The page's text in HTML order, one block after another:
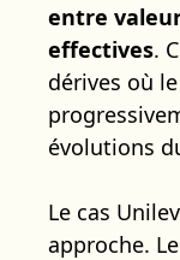
entre
effectives.
dérives où
évolutions
Le cas
approche.